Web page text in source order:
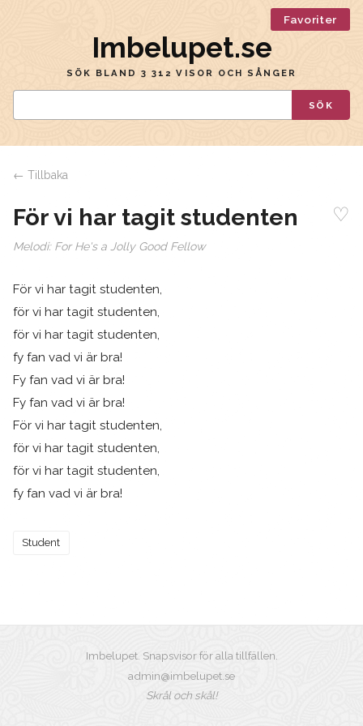
Favoriter
Imbelupet.se
SÖK BLAND 3 312 VISOR OCH SÅNGER
SÖK
← Tillbaka
För vi har tagit studenten ♡
Melodi: For He's a Jolly Good Fellow
För vi har tagit studenten,
för vi har tagit studenten,
för vi har tagit studenten,
fy fan vad vi är bra!
Fy fan vad vi är bra!
Fy fan vad vi är bra!
För vi har tagit studenten,
för vi har tagit studenten,
för vi har tagit studenten,
fy fan vad vi är bra!
Student
Imbelupet. Snapsvisor för alla tillfällen.
admin@imbelupet.se
Skrål och skål!